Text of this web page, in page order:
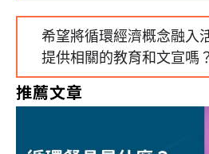
希望將循環經濟概念融入
提供相關的教育和文宣嗎
推薦文章